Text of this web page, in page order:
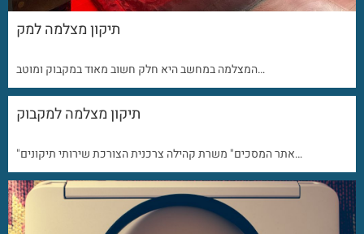
תיקון מצלמה למק
המצלמה במחשב היא חלק חשוב מאוד במקבוק ומוטב…
תיקון מצלמה למקבוק
"אתר המסכים" משרת קהילה צרכנית הצורכת שירותי תיקונים…